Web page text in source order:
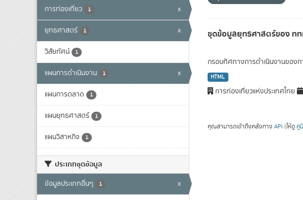
การท่องเที่ยว 1 x
ยุทธศาสตร์ 1 x
วิสัยทัศน์ 1
แผนการดำเนินงาน 1 x
แผนการตลาด 1
แผนยุทธศาสตร์ 1
แผนวิสาหกิจ 1
ประเภทชุดข้อมูล
ข้อมูลประเภทอื่นๆ 1 x
ชุดข้อมูลยุทธศาสตร์ของ ท
กรอบทิศทางการดำเนินงานของก
HTML
การท่องเที่ยวแห่งประเทศไทย
คุณสามารถเข้าถึงคลังทาง API (ให้ดู คู่